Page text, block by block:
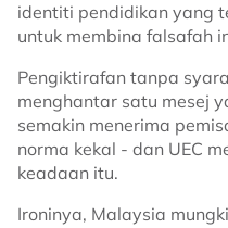
identiti pendidikan yang
untuk membina falsafah
Pengiktirafan tanpa
menghantar satu mesej
semakin menerima
norma kekal - dan UEC
keadaan itu.
Ironinya, Malaysia